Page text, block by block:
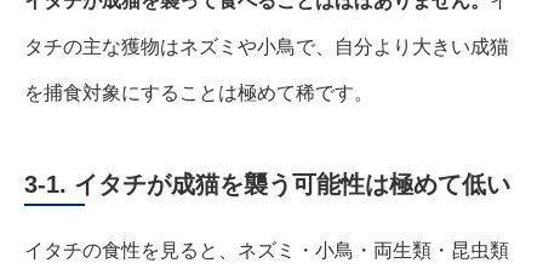
タチの主な獲物はネズミや小鳥で、自分より大きい成猫
を捕食対象にすることは極めて稀です。
3-1. イタチが成猫を襲う可能性は極めて低い
イタチの食性を見ると、ネズミ・小鳥・両生類・昆虫類